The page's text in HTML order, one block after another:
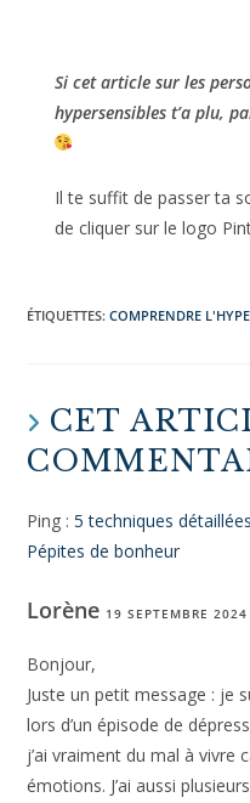
Hypersensible : apaiser
exploser
Ecriture thérapeutique
Si cet article sur les
hypersensibles t’a plu,
Il te suffit de passer ta
ÉTIQUETTES
CET